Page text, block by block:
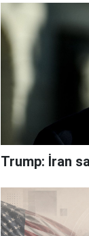
Trump: İran